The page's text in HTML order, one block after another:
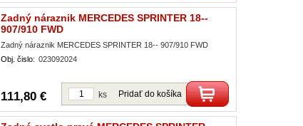
Zadný náraznik MERCEDES SPRINTER 18--
907/910 FWD
Zadný náraznik MERCEDES SPRINTER 18-- 907/910 FWD
Obj. čislo: 023092024
111,80 € Pridať do košíka
ks